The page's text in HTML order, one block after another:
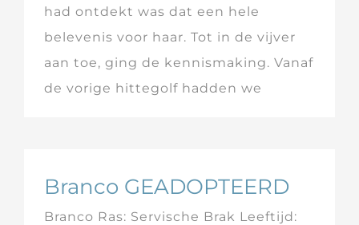
had ontdekt was dat een hele
belevenis voor haar. Tot in de vijver
aan toe, ging de kennismaking. Vanaf
de vorige hittegolf hadden we
Branco GEADOPTEERD
Branco Ras: Servische Brak Leeftijd: